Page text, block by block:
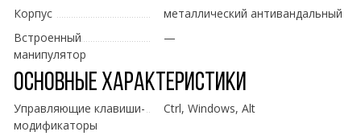
Корпус
металлический антивандальный
Встроенный
манипулятор
—
Основные характеристики
Управляющие клавиши-
модификаторы
Ctrl, Windows, Alt